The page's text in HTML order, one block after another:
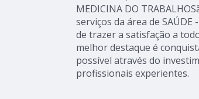
MEDICINA DO
serviços da área de SAÚDE
de trazer a satisfação a
melhor destaque é
possível através do
profissionais experientes.